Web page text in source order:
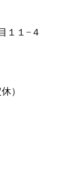
１１−４
）